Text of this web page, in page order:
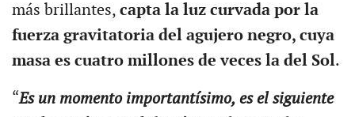
más brillantes, capta la luz curvada por la
fuerza gravitatoria del agujero negro, cuya
masa es cuatro millones de veces la del Sol.
“Es un momento importantísimo, es el siguiente